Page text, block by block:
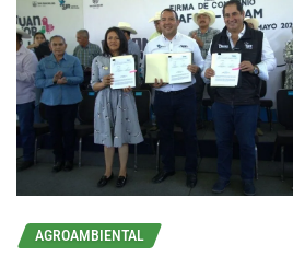
AGROAMBIENTAL